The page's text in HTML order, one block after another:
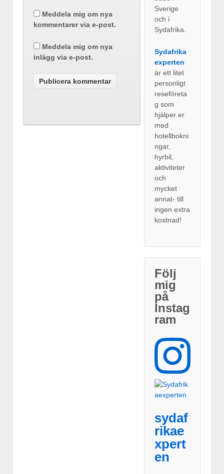
Meddela mig om nya
kommentarer via e-post.
Meddela mig om nya
inlägg via e-post.
Sverige
och i
Sydafrika.
Sydafrika
experten
är ett litet
personligt
reseföreta
g som
hjälper er
med
hotellbokni
ngar,
hyrbil,
aktiviteter
och
mycket
annat- till
ingen extra
kostnad!
Följ
mig
på
Instag
ram
sydaf
rikae
xpert
en